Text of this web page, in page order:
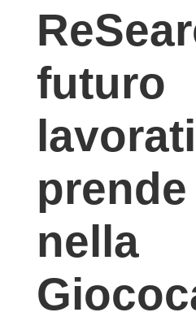
futuro
nella